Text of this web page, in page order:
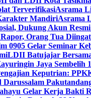
TerverifikasiAsrama
MandiriAsrama
Dukung Akun
Orang Tua
Gelar Seminar
LDII Batujajar
Jaya Sembelih
Keputrian:
Gelar Kerja Bakti